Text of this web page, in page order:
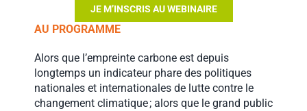
JE M’INSCRIS AU WEBINAIRE
AU PROGRAMME
Alors que l’empreinte carbone est depuis
longtemps un indicateur phare des politiques
nationales et internationales de lutte contre le
changement climatique ; alors que le grand public